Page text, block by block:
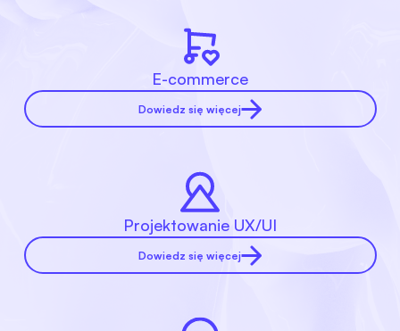
E-commerce
Dowiedz się więcej
Projektowanie UX/UI
Dowiedz się więcej